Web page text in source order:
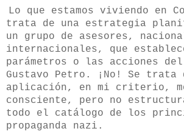
Lo que estamos viviendo en
trata de una estrategia
un grupo de asesores,
internacionales, que
parámetros o las acciones del
Gustavo Petro. ¡No! Se trata
aplicación, en mi criterio,
consciente, pero no
todo el catálogo de los
propaganda nazi.